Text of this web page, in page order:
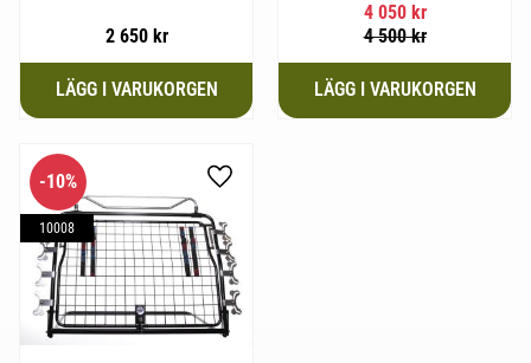
2 650kr
4 050kr
4 500kr
10%
10008
Lägg till i favoriter